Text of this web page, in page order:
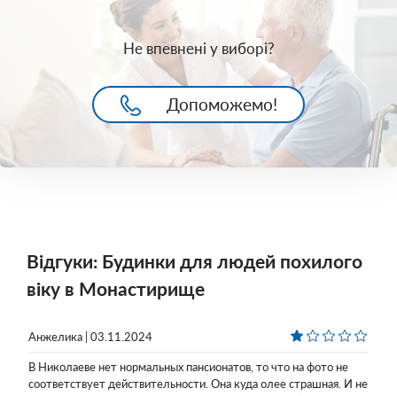
Не впевнені у виборі?
Допоможемо!
Відгуки: Будинки для людей похилого
віку в Монастирище
Анжелика | 03.11.2024
В Николаеве нет нормальных пансионатов, то что на фото не
соответствует действительности. Она куда олее страшная. И не